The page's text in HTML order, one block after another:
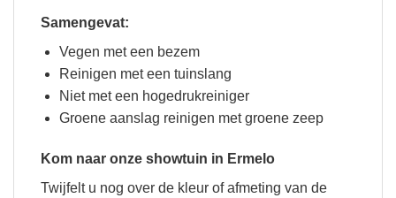
Samengevat:
Vegen met een bezem
Reinigen met een tuinslang
Niet met een hogedrukreiniger
Groene aanslag reinigen met groene zeep
Kom naar onze showtuin in Ermelo
Twijfelt u nog over de kleur of afmeting van de